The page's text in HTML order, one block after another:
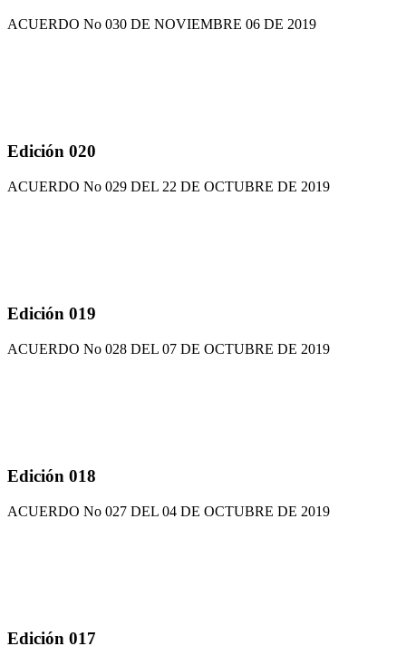
ACUERDO No 030 DE NOVIEMBRE 06 DE 2019
Edición 020
ACUERDO No 029 DEL 22 DE OCTUBRE DE 2019
Edición 019
ACUERDO No 028 DEL 07 DE OCTUBRE DE 2019
Edición 018
ACUERDO No 027 DEL 04 DE OCTUBRE DE 2019
Edición 017